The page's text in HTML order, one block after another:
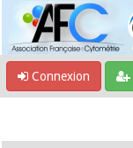
Connexion